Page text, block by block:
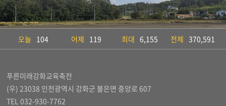
오늘 104 어제 119 최대 6,155 전체 370,591
푸른미래강화교육축전
(우) 23038 인천광역시 강화군 불은면 중앙로 607
TEL 032-930-7762